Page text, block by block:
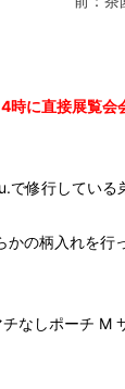
に直接展覧会
で修行してい
の柄入れを行
しポーチ M